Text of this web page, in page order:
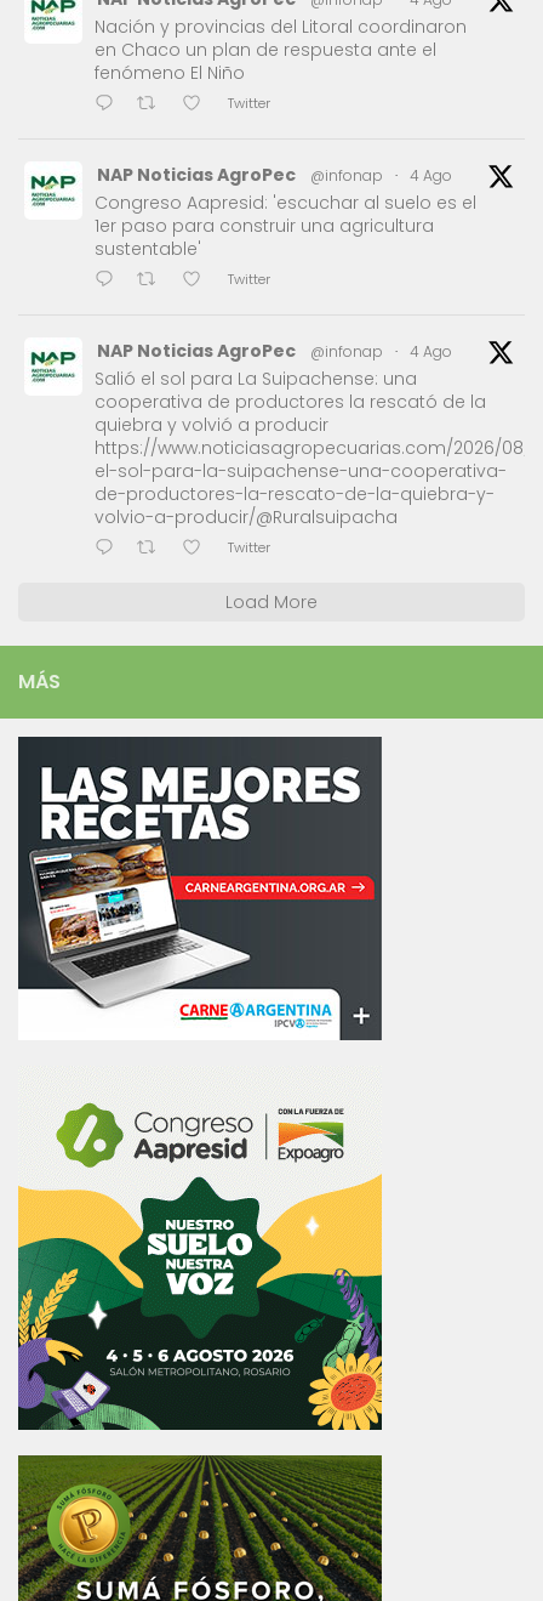
Nación y provincias del Litoral coordinaron
en Chaco un plan de respuesta ante el
fenómeno El Niño
Twitter
NAP Noticias AgroPec @infonap · 4 Ago
Congreso Aapresid: 'escuchar al suelo es el
1er paso para construir una agricultura
sustentable'
Twitter
NAP Noticias AgroPec @infonap · 4 Ago
Salió el sol para La Suipachense: una
cooperativa de productores la rescató de la
quiebra y volvió a producir
https://www.noticiasagropecuarias.com/2026/08/
el-sol-para-la-suipachense-una-cooperativa-
de-productores-la-rescato-de-la-quiebra-y-
volvio-a-producir/@Ruralsuipacha
Twitter
Load More
MÁS